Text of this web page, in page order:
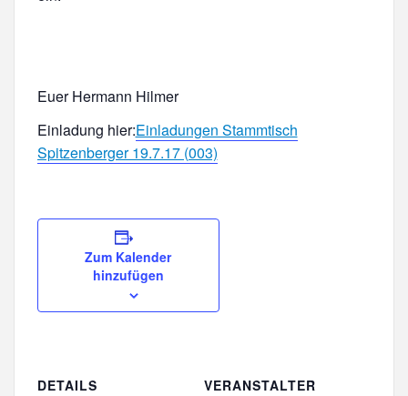
Euer Hermann Hilmer
Einladung hier:Einladungen Stammtisch
Spitzenberger 19.7.17 (003)
Zum Kalender
hinzufügen
DETAILS
VERANSTALTER